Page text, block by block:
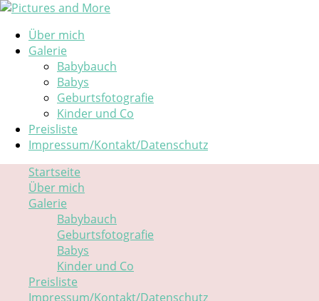
Über mich
Galerie
Babybauch
Babys
Geburtsfotografie
Kinder und Co
Preisliste
Impressum/Kontakt/Datenschutz
Startseite
Über mich
Galerie
Babybauch
Geburtsfotografie
Babys
Kinder und Co
Preisliste
Impressum/Kontakt/Datenschutz